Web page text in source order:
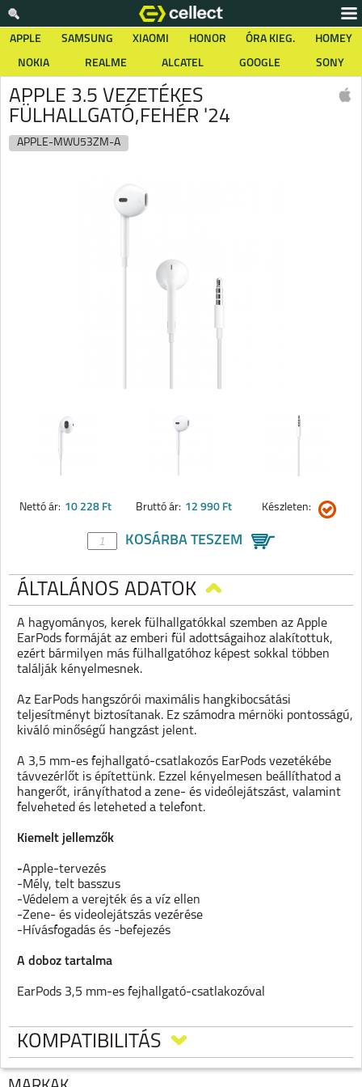
APPLE SAMSUNG XIAOMI HONOR ÓRA KIEG.
HOMEY
NOKIA
REALME ALCATEL GOOGLE SONY
APPLE 3.5 VEZETÉKES
FÜLHALLGATÓ,FEHÉR '24
APPLE-MWU53ZM-A
Nettó ár: 10 228 Ft Bruttó ár: 12 990 Ft Készleten:
KOSÁRBA TESZEM
ÁLTALÁNOS ADATOK
A hagyományos, kerek fülhallgatókkal szemben az Apple
EarPods formáját az emberi fül adottságaihoz alakítottuk,
ezért bármilyen más fülhallgatóhoz képest sokkal többen
találják kényelmesnek.
Az EarPods hangszórói maximális hangkibocsátási
teljesítményt biztosítanak. Ez számodra mérnöki pontosságú,
kiváló minőségű hangzást jelent.
A 3,5 mm-es fejhallgató-csatlakozós EarPods vezetékébe
távvezérlőt is építettünk. Ezzel kényelmesen beállíthatod a
hangerőt, irányíthatod a zene- és videólejátszást, valamint
felveheted és leteheted a telefont.
Kiemelt jellemzők
-Apple-tervezés
-Mély, telt basszus
-Védelem a verejték és a víz ellen
-Zene- és videolejátszás vezérése
-Hívásfogadás és -befejezés
A doboz tartalma
EarPods 3,5 mm-es fejhallgató-csatlakozóval
Kompatibilitási információ
A távvezérlő és a mikrofon használatát az összes iPod,
KOMPATIBILITÁS